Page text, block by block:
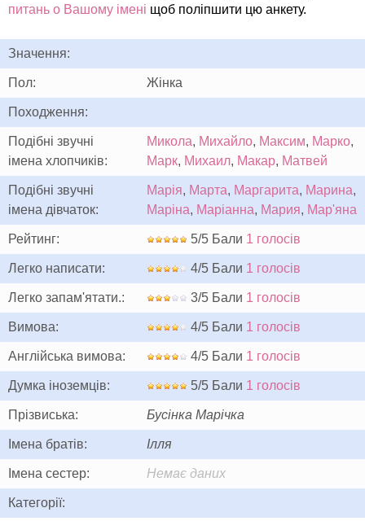
питань о Вашому імені щоб поліпшити цю анкету.
Значення:
Пол: Жінка
Походження:
Подібні звучні
імена хлопчиків:
Микола, Михайло, Максим, Марко,
Марк, Михаил, Макар, Матвей
Подібні звучні
імена дівчаток:
Марія, Марта, Маргарита, Марина,
Маріна, Маріанна, Мария, Мар'яна
Рейтинг: 5/5 Бали 1 голосів
Легко написати: 4/5 Бали 1 голосів
Легко запам'ятати.: 3/5 Бали 1 голосів
Вимова: 4/5 Бали 1 голосів
Англійська вимова: 4/5 Бали 1 голосів
Думка іноземців: 5/5 Бали 1 голосів
Прізвиська: Бусінка Марічка
Імена братів: Ілля
Імена сестер: Немає даних
Категорії: